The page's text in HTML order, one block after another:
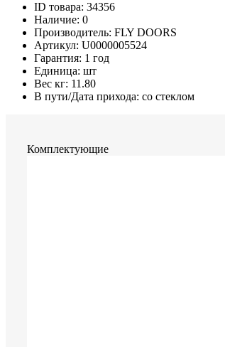
ID товара: 34356
Наличие: 0
Производитель: FLY DOORS
Артикул: U0000005524
Гарантия: 1 год
Единица: шт
Вес кг: 11.80
В пути/Дата прихода: со стеклом
Комплектующие